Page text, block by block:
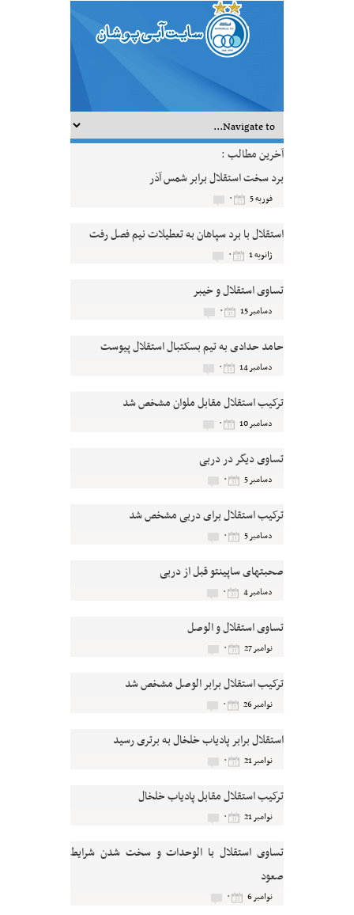
آخرین مطالب :
برد سخت استقلال برابر شمس آذر
فوریه 5 ۰
استقلال با برد سپاهان به تعطیلات نیم فصل رفت
ژانویه 1 ۰
تساوی استقلال و خیبر
دسامبر 15 ۰
حامد حدادی به تیم بسکتبال استقلال پیوست
دسامبر 14 ۰
ترکیب استقلال مقابل ملوان مشخص شد
دسامبر 10 ۰
تساوی دیگر در دربی
دسامبر 5 ۰
ترکیب استقلال برای دربی مشخص شد
دسامبر 5 ۰
صحبتهای ساپینتو قبل از دربی
دسامبر 4 ۰
تساوی استقلال و الوصل
نوامبر 27 ۰
ترکیب استقلال برابر الوصل مشخص شد
نوامبر 26 ۰
استقلال برابر پادیاب خلخال به برتری رسید
نوامبر 21 ۰
ترکیب استقلال مقابل پادیاب خلخال
نوامبر 21 ۰
تساوی استقلال با الوحدات و سخت شدن شرایط
صعود
نوامبر 6 ۰